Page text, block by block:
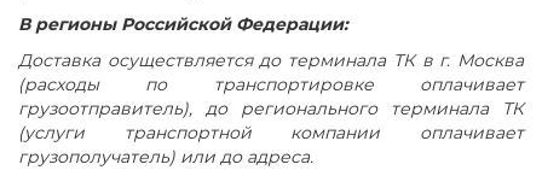
В регионы Российской Федерации:
Доставка осуществляется до терминала ТК в г. Москва
(расходы по транспортировке оплачивает
грузоотправитель), до регионального терминала ТК
(услуги транспортной компании оплачивает
грузополучатель) или до адреса.